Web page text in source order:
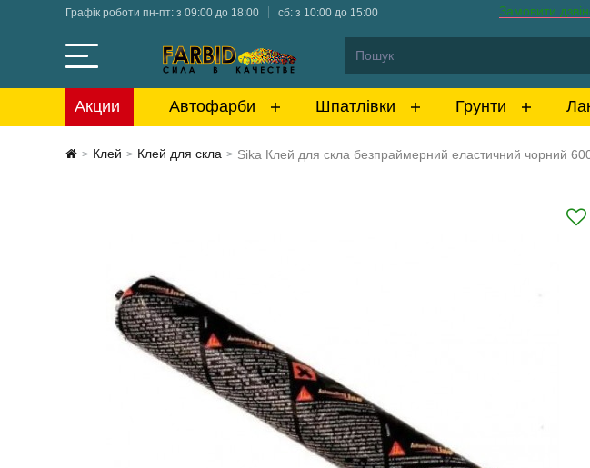
Графік роботи пн-пт: з 09:00 до 18:00 сб: з 10:00 до 15:00 Замовити
Акции Автофарби Шпатлівки Грунти
> Клей > Клей для скла > Sika Клей для скла безпраймерний еластичний чорний